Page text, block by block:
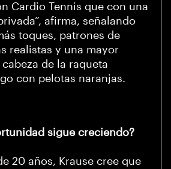
Cardio Tennis que con una
afirma, señalando
toques, patrones de
realistas y una mayor
de la raqueta
con pelotas naranjas.
sigue creciendo?
20 años, Krause cree que